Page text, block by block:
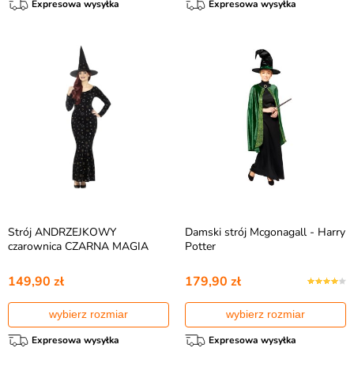
Expresowa wysyłka Expresowa wysyłka
Strój ANDRZEJKOWY
czarownica CZARNA MAGIA
149,90 zł
wybierz rozmiar
Expresowa wysyłka
Damski strój Mcgonagall - Harry
Potter
179,90 zł
wybierz rozmiar
Expresowa wysyłka